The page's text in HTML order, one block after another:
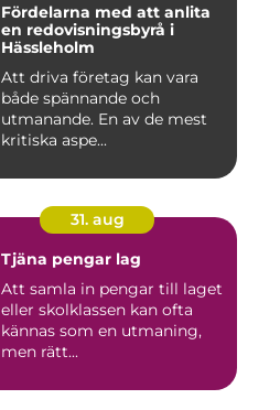
Fördelarna med att anlita
en redovisningsbyrå i
Hässleholm
Att driva företag kan vara
både spännande och
utmanande. En av de mest
kritiska aspe...
31. aug
Tjäna pengar lag
Att samla in pengar till laget
eller skolklassen kan ofta
kännas som en utmaning,
men rätt...